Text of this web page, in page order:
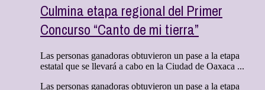
Culmina etapa regional del Primer
Concurso “Canto de mi tierra”
Las personas ganadoras obtuvieron un pase a la etapa
estatal que se llevará a cabo en la Ciudad de Oaxaca ...
Las personas ganadoras obtuvieron un pase a la etapa